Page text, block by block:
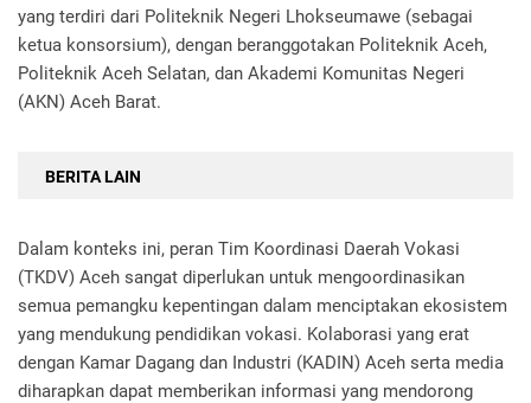
yang terdiri dari Politeknik Negeri Lhokseumawe (sebagai
ketua konsorsium), dengan beranggotakan Politeknik Aceh,
Politeknik Aceh Selatan, dan Akademi Komunitas Negeri
(AKN) Aceh Barat.
BERITA LAIN
Dalam konteks ini, peran Tim Koordinasi Daerah Vokasi
(TKDV) Aceh sangat diperlukan untuk mengoordinasikan
semua pemangku kepentingan dalam menciptakan ekosistem
yang mendukung pendidikan vokasi. Kolaborasi yang erat
dengan Kamar Dagang dan Industri (KADIN) Aceh serta media
diharapkan dapat memberikan informasi yang mendorong